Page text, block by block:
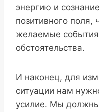
энергию и
позитивного поля,
желаемые события
обстоятельства.
И наконец, для
ситуации нам
усилие. Мы